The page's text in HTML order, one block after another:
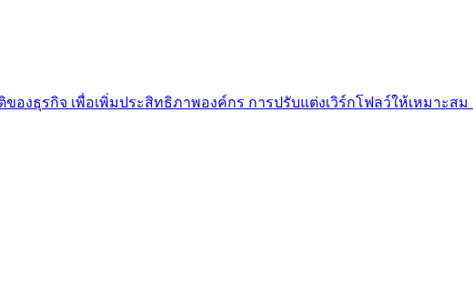
องธุรกิจ เพื่อเพิ่มประสิทธิภาพองค์กร การปรับแต่งเวิร์กโฟลว์ให้เหมาะส